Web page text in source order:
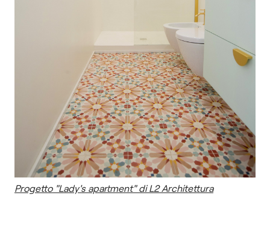
Progetto "Lady's apartment" di L2 Architettura